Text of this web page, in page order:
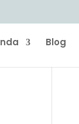
Blog